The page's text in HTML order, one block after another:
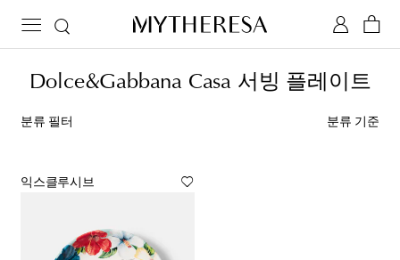
Dolce&Gabbana Casa 서빙 플레이트
분류 필터 분류 기준
익스클루시브